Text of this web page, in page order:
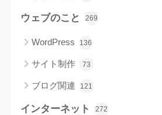
ウェブのこと 269
WordPress 136
サイト制作 73
ブログ関連 121
インターネット 272